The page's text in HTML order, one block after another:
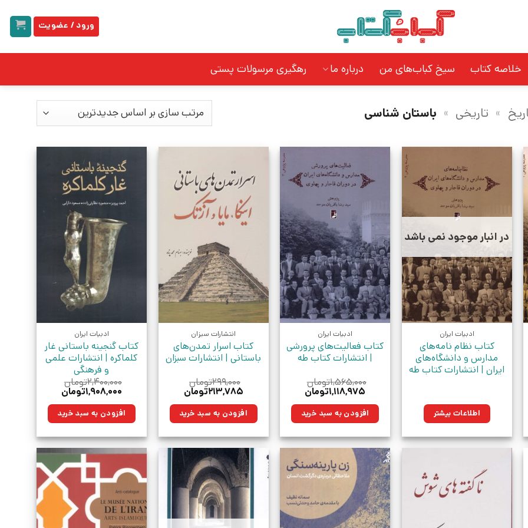
ورود / عضویت
خلاصه کتاب سیخ کباب‌های من درباره ما رهگیری مرسولات پستی
» تاریخی » باستان شناسی
در انبار موجود نمی باشد
ادبیات ایران
کتاب نظام‌ نامه‌های
مدارس و دانشگاه‌های
ایران | انتشارات کتاب طه
اطلاعات بیشتر
ادبیات ایران
کتاب فعالیت‌های پرورشی
| انتشارات کتاب طه
۱,۵۶۵,۰۰۰تومان
قیمت
۱,۵۶۵,۰۰۰تومان
بود.
۱,۱۱۸,۹۷۵تومانقیمت
۱,۱۱۸,۹۷۵تومان.افزودن به سبد خرید
انتشارات سبزان
کتاب اسرار تمدن‌های
باستانی | انتشارات سبزان
۲۹۹,۰۰۰تومان
قیمت
۲۹۹,۰۰۰تومان
بود.
۲۱۳,۷۸۵تومان
۲۱۳,۷۸۵تومان.افزودن به سبد خرید
ادبیات ایران
کتاب گنجینه باستانی غار
کلماکره | انتشارات علمی
و فرهنگی
۲,۴۰۰,۰۰۰تومان
قیمت
۲,۴۰۰,۰۰۰تومان
بود.
۱,۹۰۸,۰۰۰تومان
۱,۹۰۸,۰۰۰تومان.افزودن به سبد خرید